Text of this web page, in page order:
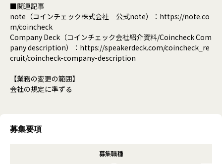
■関連記事
note（コインチェック株式会社 公式note）：https://note.co
m/coincheck
Company Deck（コインチェック会社紹介資料/Coincheck Com
pany description）：https://speakerdeck.com/coincheck_re
cruit/coincheck-company-description
【業務の変更の範囲】
会社の規定に準ずる
募集要項
募集職種